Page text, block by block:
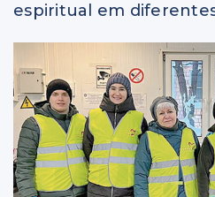
espiritual em